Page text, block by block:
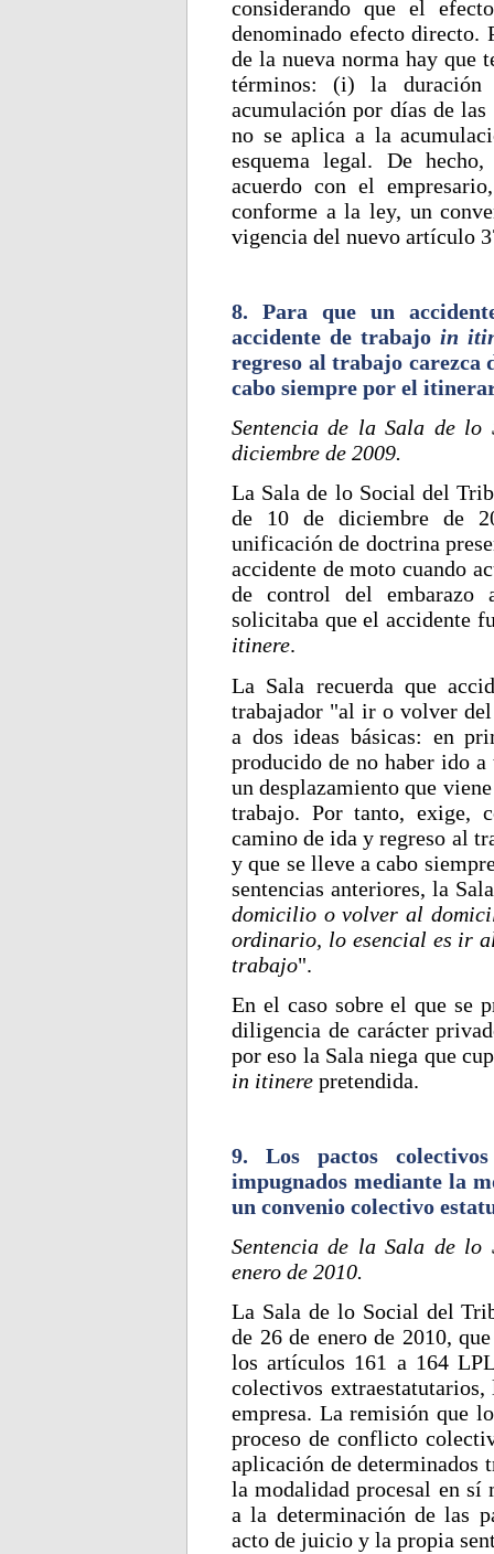
considerando que el
denominado efecto directo.
de la nueva norma hay que
términos: (i) la
acumulación por días de
no se aplica a la
esquema legal. De
acuerdo con el
conforme a la ley, un
vigencia del nuevo artículo
8. Para que un
accidente de trabajo in
regreso al trabajo carezca
cabo siempre por el
Sentencia de la Sala de lo
diciembre de 2009.
La Sala de lo Social del
de 10 de diciembre de
unificación de doctrina
accidente de moto cuando
de control del embarazo
solicitaba que el accidente
itinere.
La Sala recuerda que
trabajador "al ir o volver
a dos ideas básicas: en
producido de no haber ido
un desplazamiento que
trabajo. Por tanto, exige,
camino de ida y regreso al
y que se lleve a cabo
sentencias anteriores, la
domicilio o volver al
ordinario, lo esencial es ir
trabajo".
En el caso sobre el que se
diligencia de carácter
por eso la Sala niega que
in itinere pretendida.
9. Los pactos
impugnados mediante la
un convenio colectivo
Sentencia de la Sala de lo
enero de 2010.
La Sala de lo Social del
de 26 de enero de 2010,
los artículos 161 a 164
colectivos
empresa. La remisión que
proceso de conflicto
aplicación de determinados
la modalidad procesal en sí
a la determinación de las
acto de juicio y la propia